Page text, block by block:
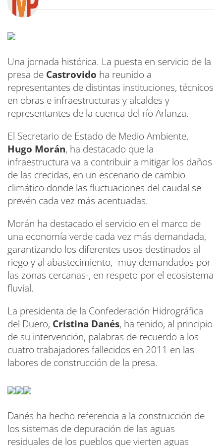
Una jornada histórica. La puesta en servicio de la
presa de Castrovido ha reunido a
representantes de distintas instituciones, técnicos
en obras e infraestructuras y alcaldes y
representantes de la cuenca del río Arlanza.
El Secretario de Estado de Medio Ambiente,
Hugo Morán, ha destacado que la
infraestructura va a contribuir a mitigar los daños
de las crecidas, en un escenario de cambio
climático donde las fluctuaciones del caudal se
prevén cada vez más acentuadas.
Morán ha destacado el servicio en el marco de
una economía verde cada vez más demandada,
garantizando los diferentes usos destinados al
riego y al abastecimiento,- muy demandados por
las zonas cercanas-, en respeto por el ecosistema
fluvial.
La presidenta de la Confederación Hidrográfica
del Duero, Cristina Danés, ha tenido, al principio
de su intervención, palabras de recuerdo a los
cuatro trabajadores fallecidos en 2011 en las
labores de construcción de la presa.
Danés ha hecho referencia a la construcción de
los sistemas de depuración de las aguas
residuales de los pueblos que vierten aguas